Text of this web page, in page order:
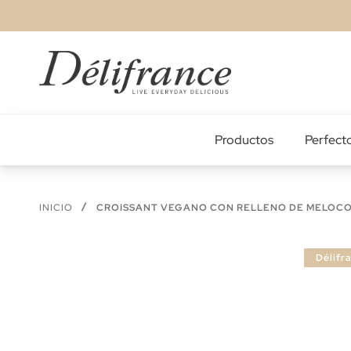
al
contenido
Productos
INICIO CROISSANT VEGANO CON RELLENO DE